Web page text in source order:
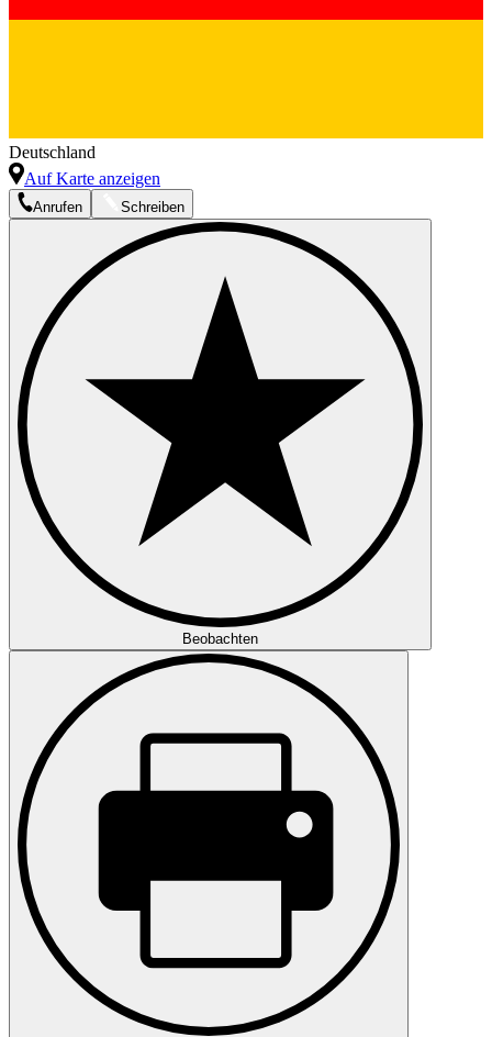
Deutschland
Auf Karte anzeigen
Anrufen Schreiben
Beobachten